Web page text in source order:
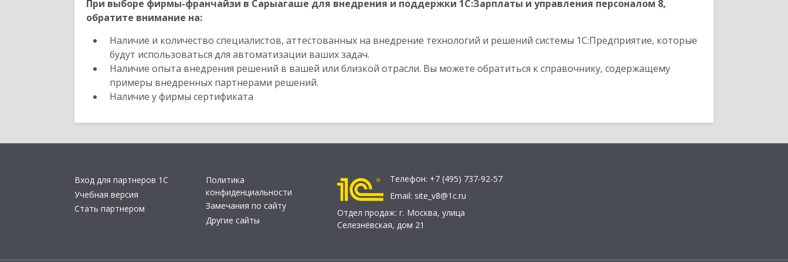
При выборе фирмы-франчайзи в Сарыагаше для внедрения и поддержки 1С:Зарплаты и управления персоналом 8,
обратите внимание на:
Наличие и количество специалистов, аттестованных на внедрение технологий и решений системы 1С:Предприятие, которые
будут использоваться для автоматизации ваших задач.
Наличие опыта внедрения решений в вашей или близкой отрасли. Вы можете обратиться к справочнику, содержащему
примеры внедренных партнерами решений.
Наличие у фирмы сертификата
Вход для партнеров 1С
Учебная версия
Стать партнером
Политика
конфиденциальности
Замечания по сайту
Другие сайты
Телефон: +7 (495) 737-92-57
Email: site_v8@1c.ru
Отдел продаж: г. Москва, улица
Селезнёвская, дом 21